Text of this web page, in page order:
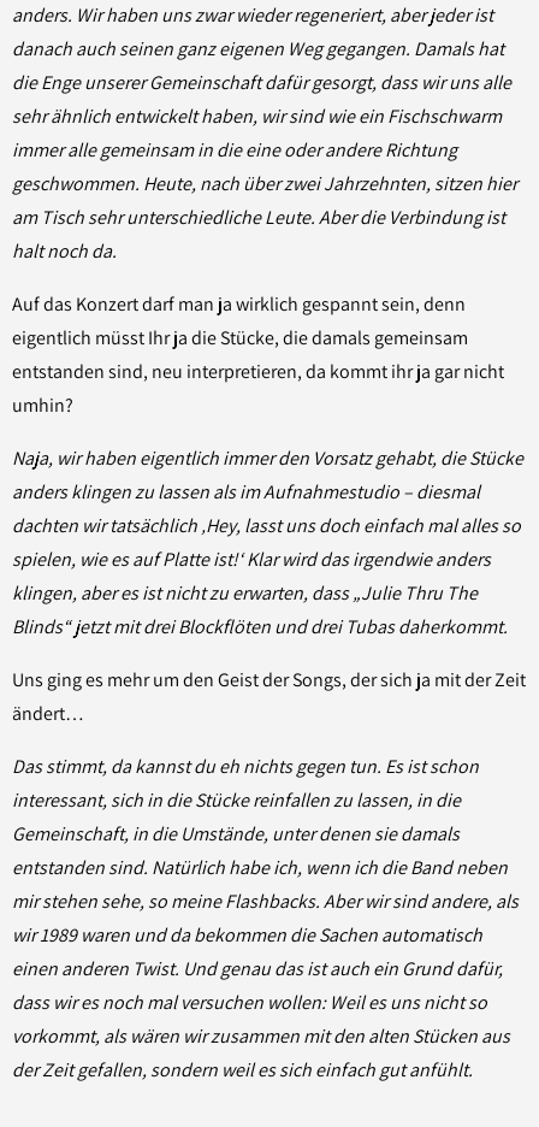
anders. Wir haben uns zwar wieder regeneriert, aber jeder ist
danach auch seinen ganz eigenen Weg gegangen. Damals hat
die Enge unserer Gemeinschaft dafür gesorgt, dass wir uns alle
sehr ähnlich entwickelt haben, wir sind wie ein Fischschwarm
immer alle gemeinsam in die eine oder andere Richtung
geschwommen. Heute, nach über zwei Jahrzehnten, sitzen hier
am Tisch sehr unterschiedliche Leute. Aber die Verbindung ist
halt noch da.
Auf das Konzert darf man ja wirklich gespannt sein, denn
eigentlich müsst Ihr ja die Stücke, die damals gemeinsam
entstanden sind, neu interpretieren, da kommt ihr ja gar nicht
umhin?
Naja, wir haben eigentlich immer den Vorsatz gehabt, die Stücke
anders klingen zu lassen als im Aufnahmestudio – diesmal
dachten wir tatsächlich ‚Hey, lasst uns doch einfach mal alles so
spielen, wie es auf Platte ist!‘ Klar wird das irgendwie anders
klingen, aber es ist nicht zu erwarten, dass „Julie Thru The
Blinds“ jetzt mit drei Blockflöten und drei Tubas daherkommt.
Uns ging es mehr um den Geist der Songs, der sich ja mit der Zeit
ändert…
Das stimmt, da kannst du eh nichts gegen tun. Es ist schon
interessant, sich in die Stücke reinfallen zu lassen, in die
Gemeinschaft, in die Umstände, unter denen sie damals
entstanden sind. Natürlich habe ich, wenn ich die Band neben
mir stehen sehe, so meine Flashbacks. Aber wir sind andere, als
wir 1989 waren und da bekommen die Sachen automatisch
einen anderen Twist. Und genau das ist auch ein Grund dafür,
dass wir es noch mal versuchen wollen: Weil es uns nicht so
vorkommt, als wären wir zusammen mit den alten Stücken aus
der Zeit gefallen, sondern weil es sich einfach gut anfühlt.